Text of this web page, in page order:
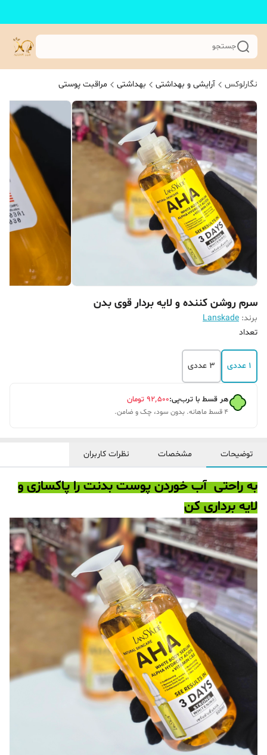
جستجو
نگارلوکس آرایشی و بهداشتی بهداشتی مراقبت پوستی
سرم روشن کننده و لایه بردار قوی بدن
برند: Lanskade
تعداد
1 عددی 3 عددی
هر قسط با ترب‌پی:۹۲٬۵۰۰ تومان
۴ قسط ماهانه. بدون سود، چک و ضامن.
توضیحات مشخصات نظرات کاربران
به راحتی آب خوردن پوست بدنت را پاکسازی و
لایه برداری کن